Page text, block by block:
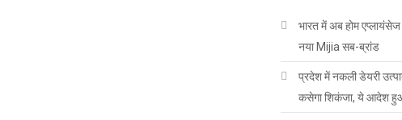
भारत में अब होम
नया Mijia सब-ब्रांड
प्रदेश में नकली डेयरी
कसेगा शिकंजा, ये आदेश